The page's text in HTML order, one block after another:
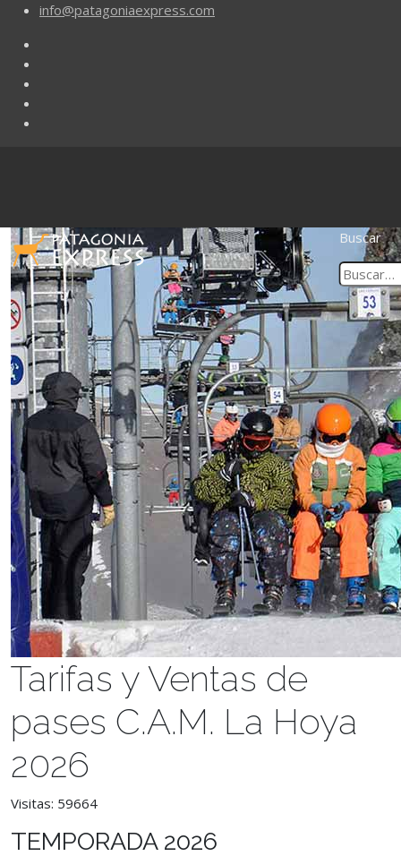
info@patagoniaexpress.com
Buscar
Tarifas y Ventas de
pases C.A.M. La Hoya
2026
Visitas: 59664
TEMPORADA 2026